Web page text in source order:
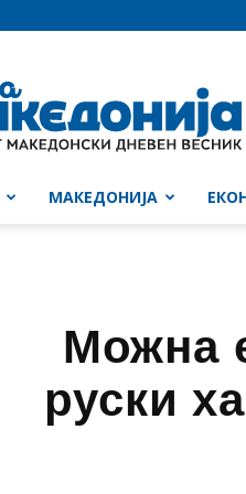
Македонија
МАКЕДОНИЈА
Можна
руски